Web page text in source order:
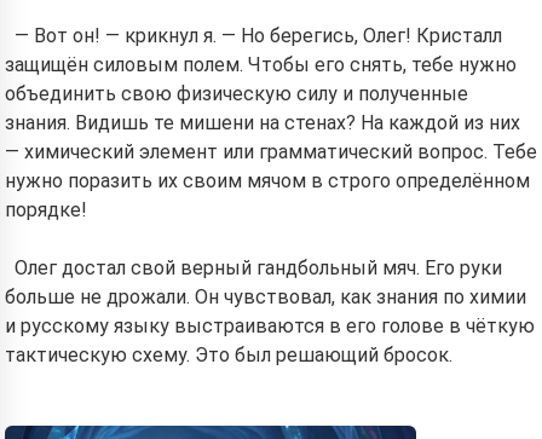
— Вот он! — крикнул я. — Но берегись, Олег! Кристалл
защищён силовым полем. Чтобы его снять, тебе нужно
объединить свою физическую силу и полученные
знания. Видишь те мишени на стенах? На каждой из них
— химический элемент или грамматический вопрос. Тебе
нужно поразить их своим мячом в строго определённом
порядке!
Олег достал свой верный гандбольный мяч. Его руки
больше не дрожали. Он чувствовал, как знания по химии
и русскому языку выстраиваются в его голове в чёткую
тактическую схему. Это был решающий бросок.